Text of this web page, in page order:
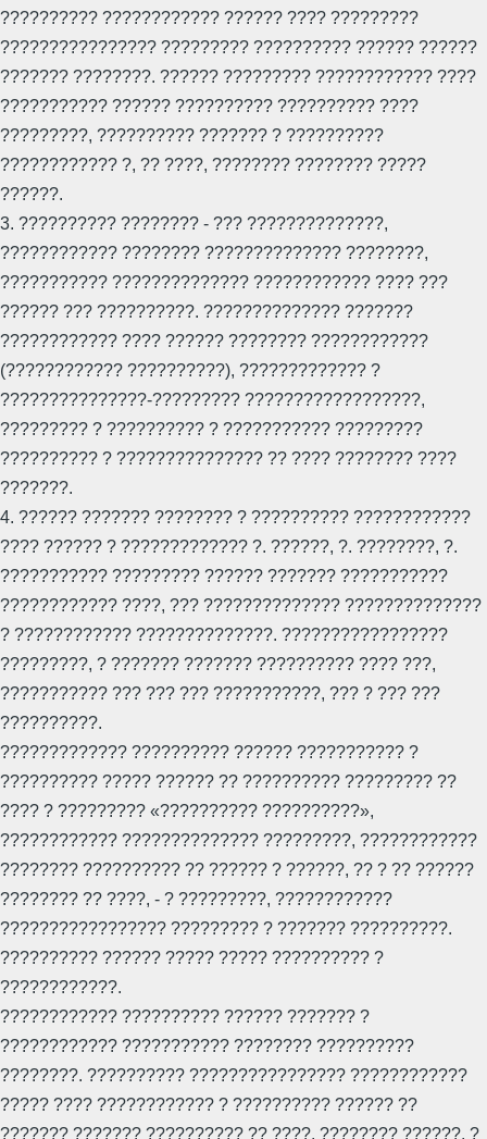
?????????? ???????????? ?????? ???? ?????????
???????????????? ????????? ?????????? ?????? ??????
??????? ????????. ?????? ????????? ???????????? ????
??????????? ?????? ?????????? ?????????? ????
?????????, ?????????? ??????? ? ??????????
???????????? ?, ?? ????, ???????? ???????? ?????
??????.
3. ?????????? ???????? - ??? ??????????????,
???????????? ???????? ?????????????? ????????,
??????????? ?????????????? ???????????? ???? ???
?????? ??? ??????????. ?????????????? ???????
???????????? ???? ?????? ???????? ????????????
(???????????? ??????????), ????????????? ?
???????????????-????????? ??????????????????,
????????? ? ?????????? ? ??????????? ?????????
?????????? ? ??????????????? ?? ???? ???????? ????
???????.
4. ?????? ??????? ???????? ? ?????????? ????????????
???? ?????? ? ????????????? ?. ??????, ?. ????????, ?.
??????????? ????????? ?????? ??????? ???????????
???????????? ????, ??? ?????????????? ??????????????
? ???????????? ??????????????. ?????????????????
?????????, ? ??????? ??????? ?????????? ???? ???,
??????????? ??? ??? ??? ???????????, ??? ? ??? ???
??????????.
????????????? ?????????? ?????? ??????????? ?
?????????? ????? ?????? ?? ?????????? ????????? ??
???? ? ????????? «?????????? ??????????»,
???????????? ?????????????? ?????????, ????????????
???????? ?????????? ?? ?????? ? ??????, ?? ? ?? ??????
???????? ?? ????, - ? ?????????, ????????????
????????????????? ????????? ? ??????? ??????????.
?????????? ?????? ????? ????? ?????????? ?
????????????.
???????????? ?????????? ?????? ??????? ?
???????????? ??????????? ???????? ??????????
????????. ?????????? ???????????????? ????????????
????? ???? ???????????? ? ?????????? ?????? ??
??????? ??????? ?????????? ?? ????, ???????? ??????, ?